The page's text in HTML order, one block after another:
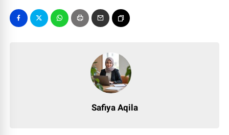
Safiya Aqila